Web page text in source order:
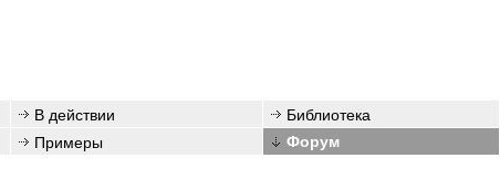
В действии
Библиотека
Примеры Форум